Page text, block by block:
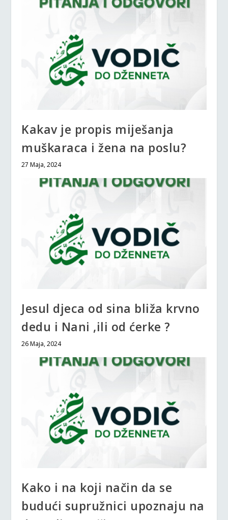
Kakav je propis miješanja
muškaraca i žena na poslu?
27 Maja, 2024
Jesul djeca od sina bliža krvno
dedu i Nani ,ili od ćerke ?
26 Maja, 2024
Kako i na koji način da se
budući supružnici upoznaju na